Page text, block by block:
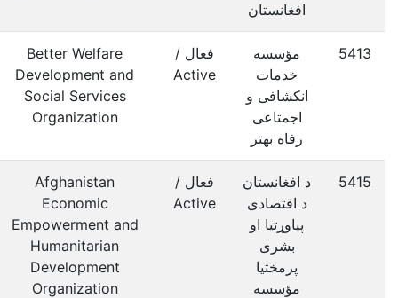
افغانستان
5413
مؤسسه
خدمات
انکشافی و
اجمتاعی
رفاه بهتر
فعال /
Active
Better Welfare
Development and
Social Services
Organization
5415
د افغانستان
د اقتصادی
پیاوړتیا او
بشری
پرمختیا
مؤسسه
فعال /
Active
Afghanistan
Economic
Empowerment and
Humanitarian
Development
Organization